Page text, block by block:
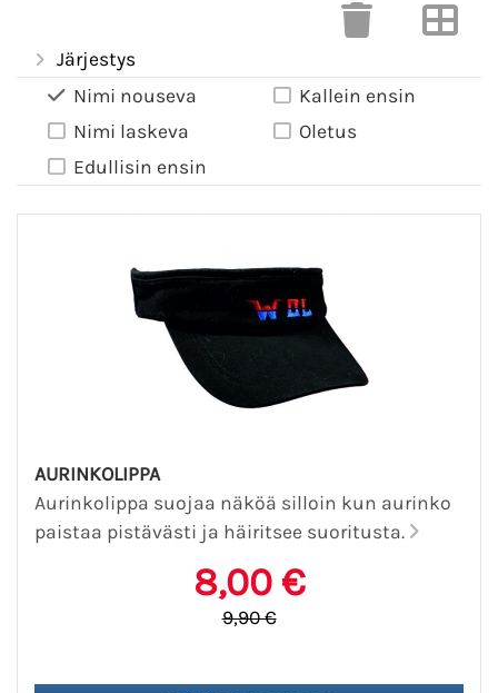
Järjestys
Nimi nouseva
Nimi laskeva
Edullisin ensin
Kallein ensin
Oletus
AURINKOLIPPA
Aurinkolippa suojaa näköä silloin kun aurinko
paistaa pistävästi ja häiritsee suoritusta.
8,00 €
9,90 €